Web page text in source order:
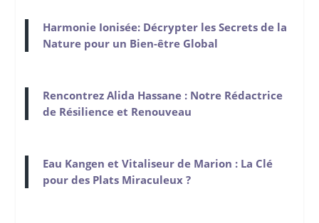
Harmonie Ionisée: Décrypter les Secrets de la
Nature pour un Bien-être Global
Rencontrez Alida Hassane : Notre Rédactrice
de Résilience et Renouveau
Eau Kangen et Vitaliseur de Marion : La Clé
pour des Plats Miraculeux ?